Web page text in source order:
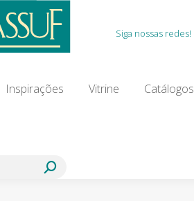
Siga nossas redes!
Inspirações Vitrine Catálogos
Inspirações